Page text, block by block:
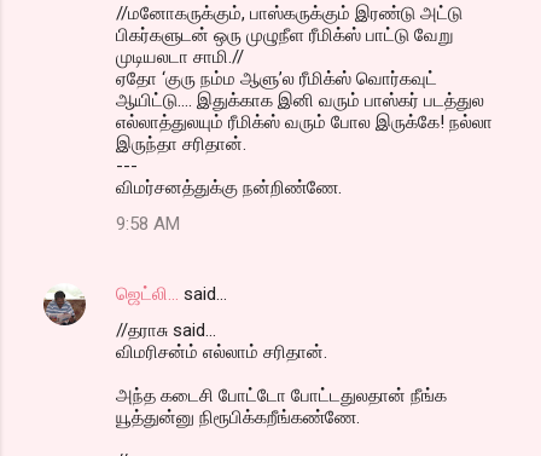
//மனோகருக்கும், பாஸ்கருக்கும் இரண்டு அட்டு
பிகர்களுடன் ஒரு முழுநீள ரீமிக்ஸ் பாட்டு வேறு
முடியலடா சாமி.//
ஏதோ ‘குரு நம்ம ஆளு’ல ரீமிக்ஸ் வொர்கவுட்
ஆயிட்டு.... இதுக்காக இனி வரும் பாஸ்கர் படத்துல
எல்லாத்துலயும் ரீமிக்ஸ் வரும் போல இருக்கே! நல்லா
இருந்தா சரிதான்.
---
விமர்சனத்துக்கு நன்றிண்ணே.
9:58 AM
ஜெட்லி...
said…
//தராசு said...
விமரிசன்ம் எல்லாம் சரிதான்.
அந்த கடைசி போட்டோ போட்டதுலதான் நீங்க
யூத்துன்னு நிரூபிக்கறீங்கண்ணே.